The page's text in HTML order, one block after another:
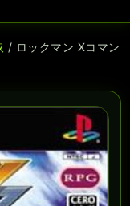
/ ロックマン Xコマン